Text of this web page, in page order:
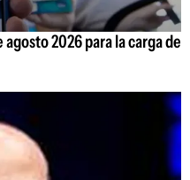
2026 para la carga de